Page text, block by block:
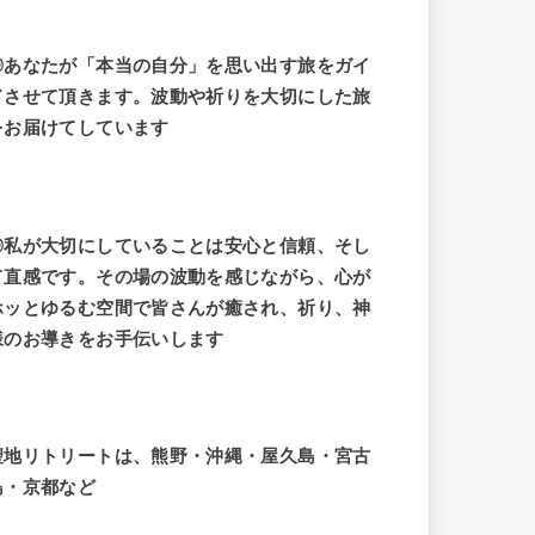
なたが「本当の自分」を思い出す旅をガイ
させて頂きます。波動や祈りを大切にした旅
お届けてしています
が大切にしていることは安心と信頼、そし
直感です。その場の波動を感じながら、心が
ッとゆるむ空間で皆さんが癒され、祈り、神
のお導きをお手伝いします
地リトリートは、熊野・沖縄・屋久島・宮古
・京都など